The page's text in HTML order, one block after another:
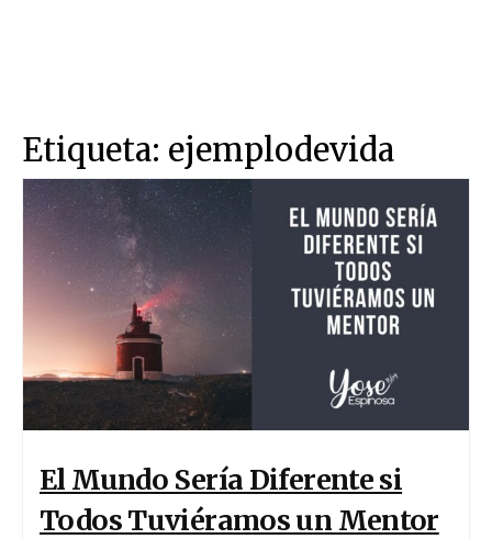
Etiqueta: ejemplodevida
El Mundo Sería Diferente si
Todos Tuviéramos un Mentor